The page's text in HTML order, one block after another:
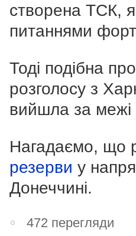
створена ТСК,
питаннями
Тоді подібна
розголосу з
вийшла за межі
Нагадаємо, що
резерви у
Донеччині.
472 перегляди